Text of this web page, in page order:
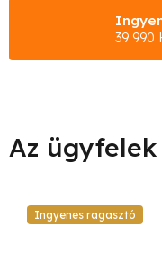
39 990
Ingyenes ragasztó